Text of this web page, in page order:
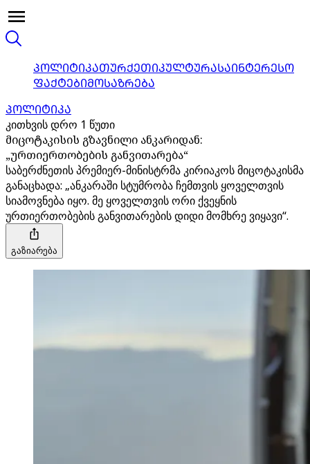
ᲞᲝᲚᲘᲢᲘᲙᲐᲗᲣᲠᲥᲔᲗᲘᲙᲣᲚᲢᲣᲠᲐᲡᲐᲘᲜᲢᲔᲠᲔᲡᲝ
ᲤᲐᲥᲢᲔᲑᲘᲛᲝᲡᲐᲖᲠᲔᲑᲐ
ᲞᲝᲚᲘᲢᲘᲙᲐ
კითხვის დრო 1 წუთი
მიცოტაკისის გზავნილი ანკარიდან:
„ურთიერთობების განვითარება“
საბერძნეთის პრემიერ-მინისტრმა კირიაკოს მიცოტაკისმა
განაცხადა: „ანკარაში სტუმრობა ჩემთვის ყოველთვის
სიამოვნება იყო. მე ყოველთვის ორი ქვეყნის
ურთიერთობების განვითარების დიდი მომხრე ვიყავი“.
გაზიარება